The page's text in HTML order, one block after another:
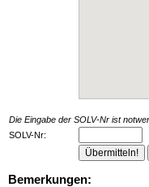
Die Eingabe der SOLV-Nr ist
SOLV-Nr:
Bemerkungen: